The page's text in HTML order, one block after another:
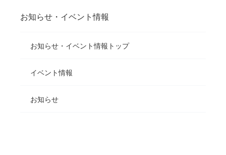
お知らせ・イベント情報
お知らせ・イベント情報トップ
イベント情報
お知らせ